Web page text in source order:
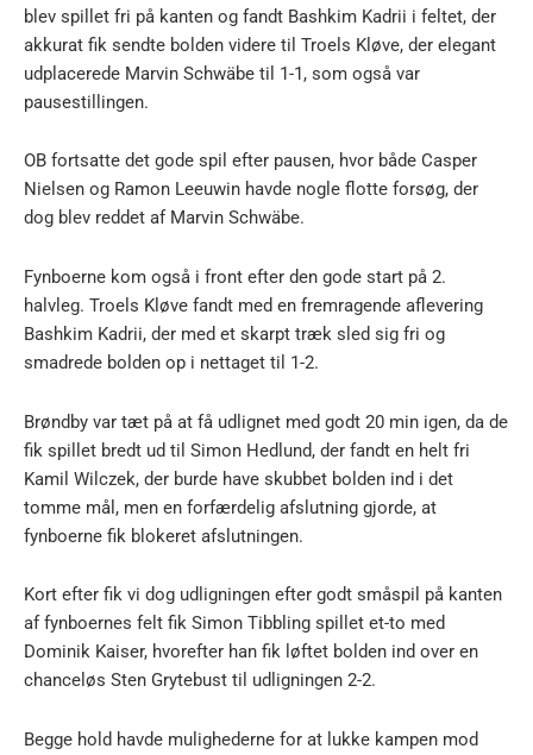
blev spillet fri på kanten og fandt Bashkim Kadrii i feltet, der
akkurat fik sendte bolden videre til Troels Kløve, der elegant
udplacerede Marvin Schwäbe til 1-1, som også var
pausestillingen.
OB fortsatte det gode spil efter pausen, hvor både Casper
Nielsen og Ramon Leeuwin havde nogle flotte forsøg, der
dog blev reddet af Marvin Schwäbe.
Fynboerne kom også i front efter den gode start på 2.
halvleg. Troels Kløve fandt med en fremragende aflevering
Bashkim Kadrii, der med et skarpt træk sled sig fri og
smadrede bolden op i nettaget til 1-2.
Brøndby var tæt på at få udlignet med godt 20 min igen, da de
fik spillet bredt ud til Simon Hedlund, der fandt en helt fri
Kamil Wilczek, der burde have skubbet bolden ind i det
tomme mål, men en forfærdelig afslutning gjorde, at
fynboerne fik blokeret afslutningen.
Kort efter fik vi dog udligningen efter godt småspil på kanten
af fynboernes felt fik Simon Tibbling spillet et-to med
Dominik Kaiser, hvorefter han fik løftet bolden ind over en
chanceløs Sten Grytebust til udligningen 2-2.
Begge hold havde mulighederne for at lukke kampen mod